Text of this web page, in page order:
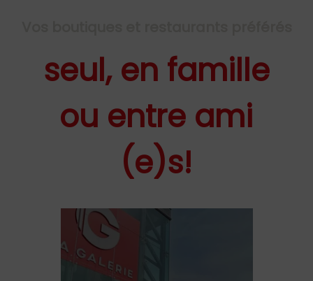
seul, en famille
ou entre ami
(e)s!